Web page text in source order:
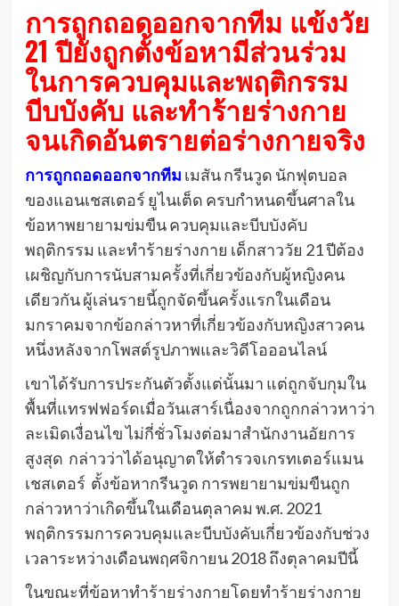
การถูกถอดออกจากทีม แข้งวัย
21 ปียังถูกตั้งข้อหามีส่วนร่วม
ในการควบคุมและพฤติกรรม
บีบบังคับ และทําร้ายร่างกาย
จนเกิดอันตรายต่อร่างกายจริง
การถูกถอดออกจากทีม เมสัน กรีนวูด นักฟุตบอล
ของแอนเชสเตอร์ ยูไนเต็ด ครบกําหนดขึ้นศาลใน
ข้อหาพยายามข่มขืน ควบคุมและบีบบังคับ
พฤติกรรม และทําร้ายร่างกาย เด็กสาววัย 21 ปีต้อง
เผชิญกับการนับสามครั้งที่เกี่ยวข้องกับผู้หญิงคน
เดียวกัน ผู้เล่นรายนี้ถูกจัดขึ้นครั้งแรกในเดือน
มกราคมจากข้อกล่าวหาที่เกี่ยวข้องกับหญิงสาวคน
หนึ่งหลังจากโพสต์รูปภาพและวิดีโอออนไลน์
เขาได้รับการประกันตัวตั้งแต่นั้นมา แต่ถูกจับกุมใน
พื้นที่แทรฟฟอร์ดเมื่อวันเสาร์เนื่องจากถูกกล่าวหาว่า
ละเมิดเงื่อนไข ไม่กี่ชั่วโมงต่อมาสํานักงานอัยการ
สูงสุด กล่าวว่าได้อนุญาตให้ตํารวจเกรทเตอร์แมน
เชสเตอร์ ตั้งข้อหากรีนวูด การพยายามข่มขืนถูก
กล่าวหาว่าเกิดขึ้นในเดือนตุลาคม พ.ศ. 2021
พฤติกรรมการควบคุมและบีบบังคับเกี่ยวข้องกับช่วง
เวลาระหว่างเดือนพฤศจิกายน 2018 ถึงตุลาคมปีนี้
ในขณะที่ข้อหาทําร้ายร่างกายโดยทําร้ายร่างกาย